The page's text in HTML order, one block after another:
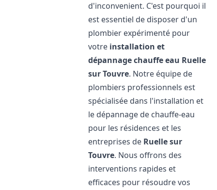
d'inconvenient. C'est pourquoi il
est essentiel de disposer d'un
plombier expérimenté pour
votre installation et
dépannage chauffe eau Ruelle
sur Touvre. Notre équipe de
plombiers professionnels est
spécialisée dans l'installation et
le dépannage de chauffe-eau
pour les résidences et les
entreprises de Ruelle sur
Touvre. Nous offrons des
interventions rapides et
efficaces pour résoudre vos